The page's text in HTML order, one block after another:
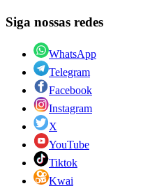
Siga nossas redes
WhatsApp
Telegram
Facebook
Instagram
X
YouTube
Tiktok
Kwai